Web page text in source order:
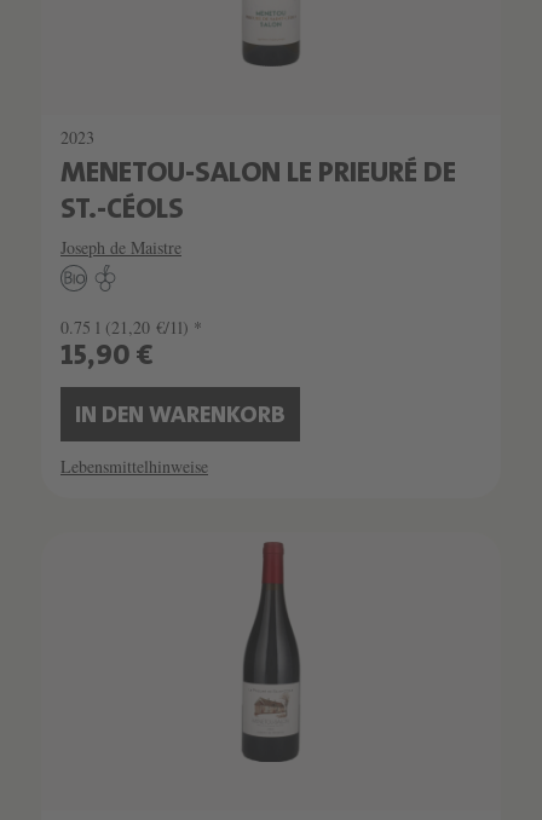
2023
MENETOU-SALON LE PRIEURÉ DE
ST.-CÉOLS
Joseph de Maistre
0.75 l (21,20 €/1l) *
15,90 €
IN DEN WARENKORB
Lebensmittelhinweise